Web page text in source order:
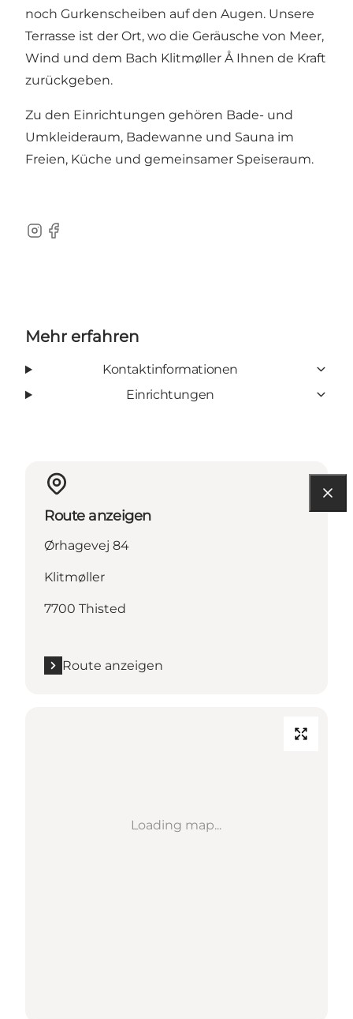
noch Gurkenscheiben auf den Augen. Unsere
Terrasse ist der Ort, wo die Geräusche von Meer,
Wind und dem Bach Klitmøller Å Ihnen de Kraft
zurückgeben.
Zu den Einrichtungen gehören Bade- und
Umkleideraum, Badewanne und Sauna im
Freien, Küche und gemeinsamer Speiseraum.
Instagram
Facebook
Mehr erfahren
Kontaktinformationen
Einrichtungen
Route anzeigen
Ørhagevej 84
Klitmøller
7700 Thisted
Route anzeigen
Loading map...